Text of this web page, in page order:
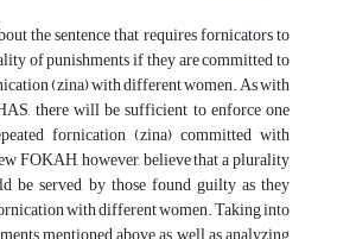
the sentence that requires fornicators to
of punishments if they are committed to
(zina) with different women. As with
there will be sufficient to enforce one
fornication (zina) committed with
FOKAH, however, believe that a plurality
be served by those found guilty as they
with different women. Taking into